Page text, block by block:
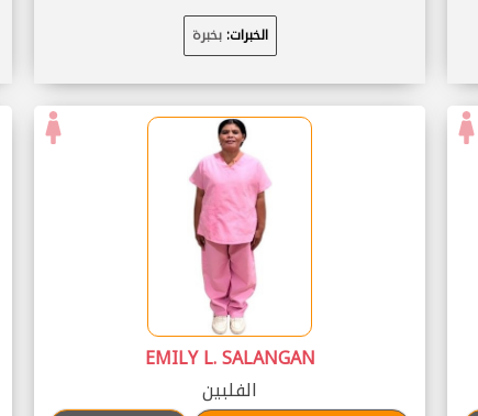
الخبرات:بخبرة
EMILY L. SALANGAN
الفلبين